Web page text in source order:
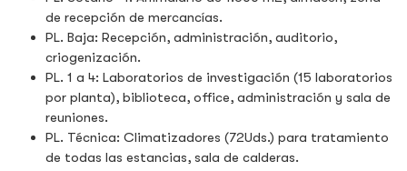
de recepción de mercancías.
PL. Baja: Recepción, administración, auditorio,
criogenización.
PL. 1 a 4: Laboratorios de investigación (15 laboratorios
por planta), biblioteca, office, administración y sala de
reuniones.
PL. Técnica: Climatizadores (72Uds.) para tratamiento
de todas las estancias, sala de calderas.